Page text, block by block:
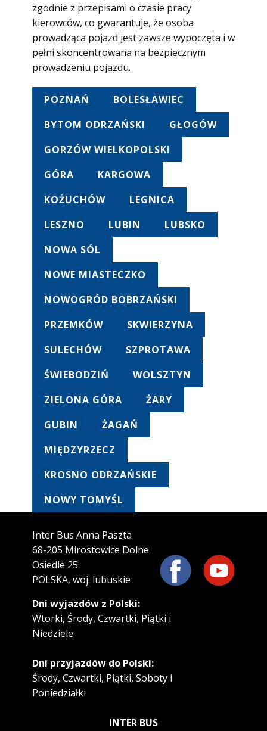
zgodnie z przepisami o czasie pracy
kierowców, co gwarantuje, że osoba
prowadząca pojazd jest zawsze wypoczęta i w
pełni skoncentrowana na bezpiecznym
prowadzeniu pojazdu.
POZNAŃ
BOLESŁAWIEC
BYTOM ODRZAŃSKI
GŁOGÓW
GORZÓW WIELKOPOLSKI
GÓRA
KARGOWA
KOŻUCHÓW
LEGNICA
LESZNO
LUBIN
LUBSKO
NOWA SÓL
NOWE MIASTECZKO
NOWOGRÓD BOBRZAŃSKI
PRZEMKÓW
SKWIERZYNA
SULECHÓW
SZPROTAWA
ŚWIEBODZIŃ
WOLSZTYN
ZIELONA GÓRA
ŻARY
GUBIN
ŻAGAŃ
MIĘDZYRZECZ
KROSNO ODRZAŃSKIE
NOWY TOMYŚL
Inter Bus Anna Paszta
68-205 Mirostowice Dolne
Osiedle 25
POLSKA, woj. lubuskie
Dni wyjazdów z Polski:
Wtorki, Środy, Czwartki, Piątki i
Niedziele
Dni przyjazdów do Polski:
Środy, Czwartki, Piątki, Soboty i
Poniedziałki
INTER BUS